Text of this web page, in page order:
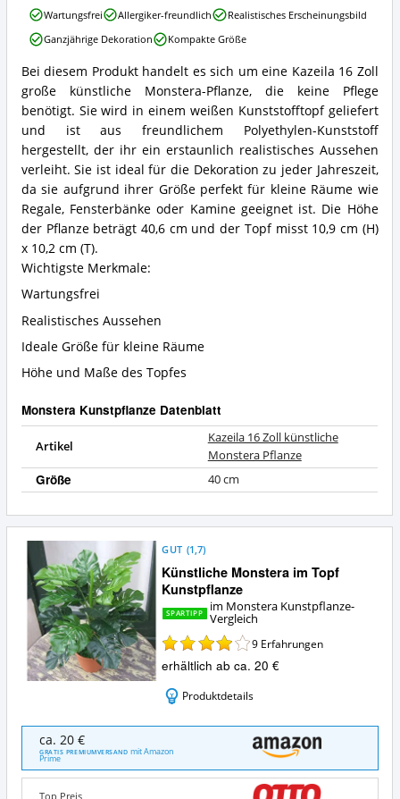
Kunstpflanze
erhältlich?
Kazeila
16
Zoll
künstliche
Monstera
Pflanze
Zusammenfassung:
Was
bietet
diese
Monstera
Kunstpflanze?
Bei diesem Produkt handelt es sich um eine Kazeila 16 Zoll
große künstliche Monstera-Pflanze, die keine Pflege
benötigt. Sie wird in einem weißen Kunststofftopf geliefert
und ist aus freundlichem Polyethylen-Kunststoff
hergestellt, der ihr ein erstaunlich realistisches Aussehen
verleiht. Sie ist ideal für die Dekoration zu jeder Jahreszeit,
da sie aufgrund ihrer Größe perfekt für kleine Räume wie
Regale, Fensterbänke oder Kamine geeignet ist. Die Höhe
der Pflanze beträgt 40,6 cm und der Topf misst 10,9 cm (H)
x 10,2 cm (T).
Wichtigste Merkmale:
Wartungsfrei
Realistisches Aussehen
Ideale Größe für kleine Räume
Höhe und Maße des Topfes
Monstera Kunstpflanze Datenblatt
Artikel
Kazeila 16 Zoll künstliche
Monstera Pflanze
Größe 40 cm
Kazeila
16
Zoll
Monstera
Pflanze
Vorteile:
Was
spricht
für
diese
Monstera
Kunstpflanze?
Wartungsfrei Allergiker-freundlich
Realistisches Erscheinungsbild
Ganzjährige Dekoration
Kompakte Größe
Künstliche Monstera im Topf
Kunstpflanze
GUT (1,7)
SPARTIPP
im Monstera Kunstpflanze-
Vergleich
9 Erfahrungen
erhältlich ab ca. 20 €
Produktdetails
Künstliche
Monstera
Topf
ca. 20 €
GRATIS PREMIUMVERSAND mit Amazon
Prime
Top Preis